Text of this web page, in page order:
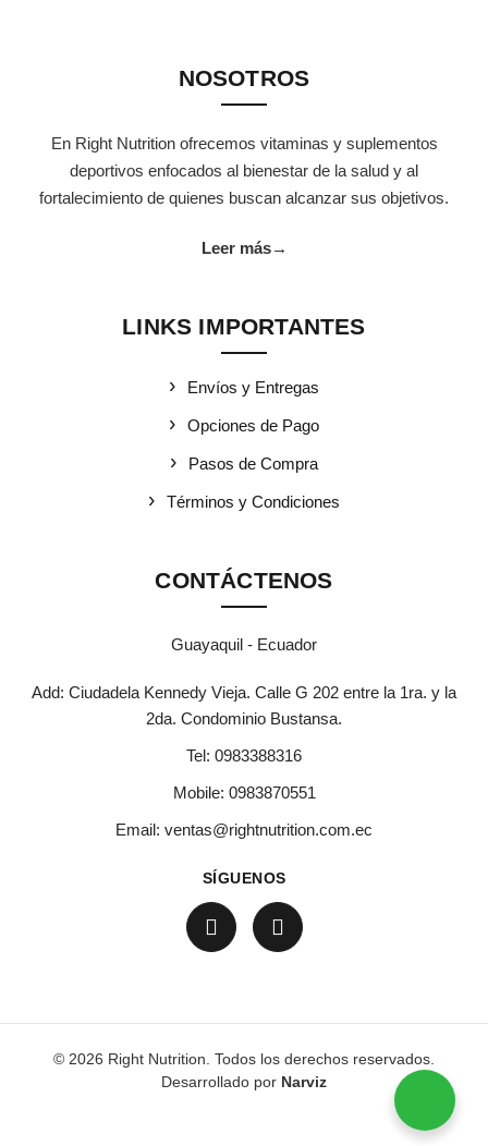
NOSOTROS
En Right Nutrition ofrecemos vitaminas y suplementos
deportivos enfocados al bienestar de la salud y al
fortalecimiento de quienes buscan alcanzar sus objetivos.
Leer más→
LINKS IMPORTANTES
Envíos y Entregas
Opciones de Pago
Pasos de Compra
Términos y Condiciones
CONTÁCTENOS
Guayaquil - Ecuador
Add: Ciudadela Kennedy Vieja. Calle G 202 entre la 1ra. y la
2da. Condominio Bustansa.
Tel: 0983388316
Mobile: 0983870551
Email: ventas@rightnutrition.com.ec
SÍGUENOS
© 2026 Right Nutrition. Todos los derechos reservados.
Desarrollado por Narviz